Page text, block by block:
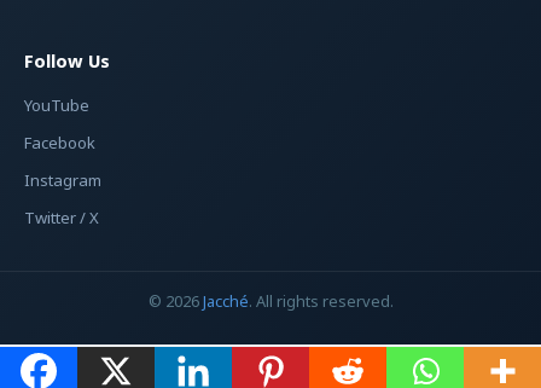
Follow Us
YouTube
Facebook
Instagram
Twitter / X
© 2026Jacché. All rights reserved.